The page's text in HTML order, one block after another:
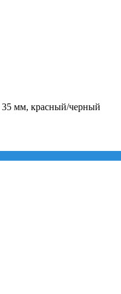
мм, красный/черный